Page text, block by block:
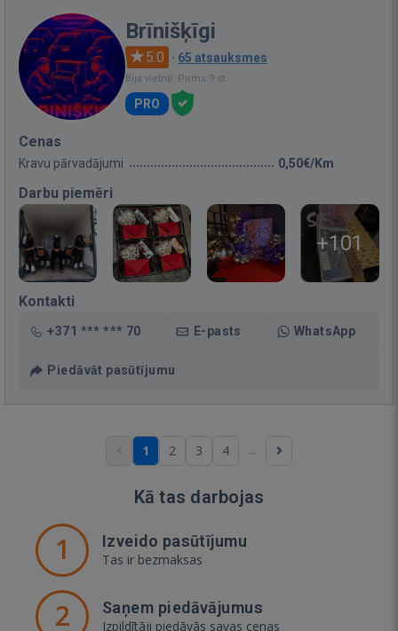
Brīnišķīgi
5.0 · 65 atsauksmes
Bija vietnē: Pirms 9 st.
PRO
Cenas
Kravu pārvadājumi 0,50€/Km
Darbu piemēri
+101
Kontakti
+371 *** *** 70 E-pasts WhatsApp
Piedāvāt pasūtījumu
1 2 3 4 ...
Kā tas darbojas
1 Izveido pasūtījumu
Tas ir bezmaksas
2 Saņem piedāvājumus
Izpildītāji piedāvās savas cenas